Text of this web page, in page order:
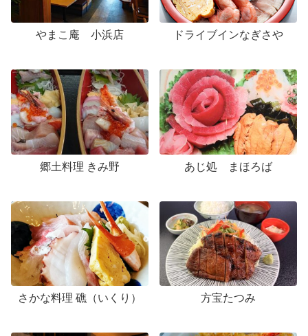
やまこ庵 小浜店 ドライブインなぎさや
郷土料理 きみ野 あじ処 まほろば
さかな料理 礁（いくり） 方宝たつみ